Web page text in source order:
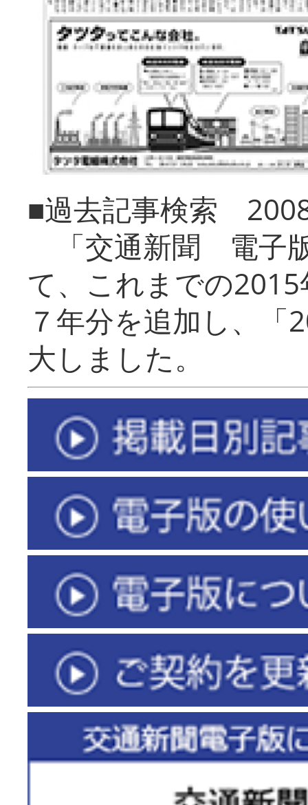
■過去記事検索
「交通新聞 電子
て、これまでの
７年分を追加し、「
大しまし